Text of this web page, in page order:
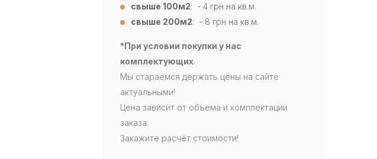
свыше 100м2: - 4 грн на кв.м.
свыше 200м2: - 8 грн на кв.м.
*При условии покупки у нас
комплектующих.
Мы стараемся держать цены на сайте
актуальными!
Цена зависит от объема и комплектации
заказа.
Закажите расчёт стоимости!